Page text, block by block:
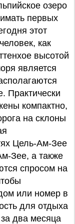
озеро
первых
этот
как
высотой
является
Практически
компактно,
на склоны
Цель-Ам-Зее
Зее, а также
спросом на
или номер в
для отдыха
два месяца